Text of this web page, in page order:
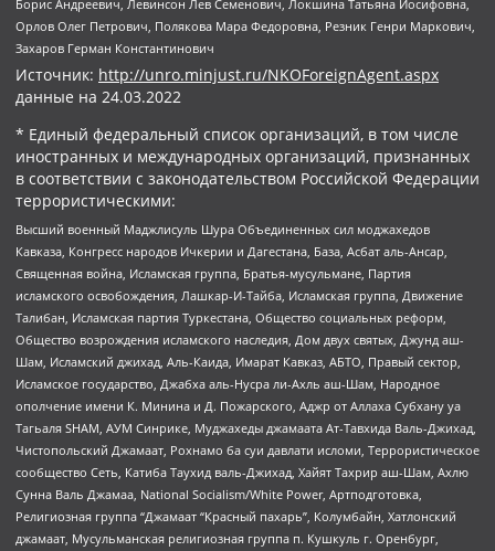
Борис Андреевич, Левинсон Лев Семенович, Локшина Татьяна Иосифовна,
Орлов Олег Петрович, Полякова Мара Федоровна, Резник Генри Маркович,
Захаров Герман Константинович
Источник: http://unro.minjust.ru/NKOForeignAgent.aspx
данные на 24.03.2022
* Единый федеральный список организаций, в том числе
иностранных и международных организаций, признанных
в соответствии с законодательством Российской Федерации
террористическими:
Высший военный Маджлисуль Шура Объединенных сил моджахедов
Кавказа, Конгресс народов Ичкерии и Дагестана, База, Асбат аль-Ансар,
Священная война, Исламская группа, Братья-мусульмане, Партия
исламского освобождения, Лашкар-И-Тайба, Исламская группа, Движение
Талибан, Исламская партия Туркестана, Общество социальных реформ,
Общество возрождения исламского наследия, Дом двух святых, Джунд аш-
Шам, Исламский джихад, Аль-Каида, Имарат Кавказ, АБТО, Правый сектор,
Исламское государство, Джабха аль-Нусра ли-Ахль аш-Шам, Народное
ополчение имени К. Минина и Д. Пожарского, Аджр от Аллаха Субхану уа
Тагьаля SHAM, АУМ Синрике, Муджахеды джамаата Ат-Тавхида Валь-Джихад,
Чистопольский Джамаат, Рохнамо ба суи давлати исломи, Террористическое
сообщество Сеть, Катиба Таухид валь-Джихад, Хайят Тахрир аш-Шам, Ахлю
Сунна Валь Джамаа, National Socialism/White Power, Артподготовка,
Религиозная группа “Джамаат “Красный пахарь”, Колумбайн, Хатлонский
джамаат, Мусульманская религиозная группа п. Кушкуль г. Оренбург,